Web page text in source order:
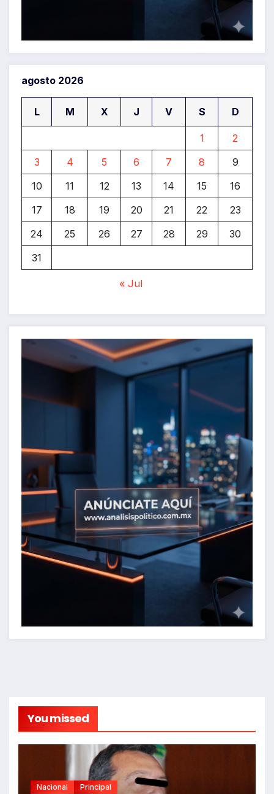
agosto 2026
L M X J V S D
1
2
3
4 5 6 7 8
9
10
11 12 13 14 15
16
17
18 19 20 21 22
23
24
25 26 27 28 29
30
31
« Jul
You missed
Nacional Principal